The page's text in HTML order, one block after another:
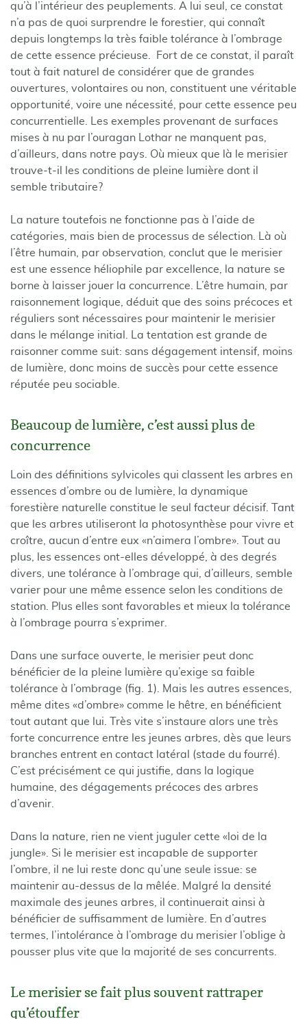
qu’à l’intérieur des peuplements. A lui seul, ce constat
n’a pas de quoi surprendre le forestier, qui connaît
depuis longtemps la très faible tolérance à l’ombrage
de cette essence précieuse. Fort de ce constat, il paraît
tout à fait naturel de considérer que de grandes
ouvertures, volontaires ou non, constituent une véritable
opportunité, voire une nécessité, pour cette essence peu
concurrentielle. Les exemples provenant de surfaces
mises à nu par l’ouragan Lothar ne manquent pas,
d’ailleurs, dans notre pays. Où mieux que là le merisier
trouve-t-il les conditions de pleine lumière dont il
semble tributaire?
La nature toutefois ne fonctionne pas à l’aide de
catégories, mais bien de processus de sélection. Là où
l’être humain, par observation, conclut que le merisier
est une essence héliophile par excellence, la nature se
borne à laisser jouer la concurrence. L’être humain, par
raisonnement logique, déduit que des soins précoces et
réguliers sont nécessaires pour maintenir le merisier
dans le mélange initial. La tentation est grande de
raisonner comme suit: sans dégagement intensif, moins
de lumière, donc moins de succès pour cette essence
réputée peu sociable.
Beaucoup de lumière, c’est aussi plus de
concurrence
Loin des définitions sylvicoles qui classent les arbres en
essences d’ombre ou de lumière, la dynamique
forestière naturelle constitue le seul facteur décisif. Tant
que les arbres utiliseront la photosynthèse pour vivre et
croître, aucun d’entre eux «n’aimera l’ombre». Tout au
plus, les essences ont-elles développé, à des degrés
divers, une tolérance à l’ombrage qui, d’ailleurs, semble
varier pour une même essence selon les conditions de
station. Plus elles sont favorables et mieux la tolérance
à l’ombrage pourra s’exprimer.
Dans une surface ouverte, le merisier peut donc
bénéficier de la pleine lumière qu’exige sa faible
tolérance à l’ombrage (fig. 1). Mais les autres essences,
même dites «d’ombre» comme le hêtre, en bénéficient
tout autant que lui. Très vite s’instaure alors une très
forte concurrence entre les jeunes arbres, dès que leurs
branches entrent en contact latéral (stade du fourré).
C’est précisément ce qui justifie, dans la logique
humaine, des dégagements précoces des arbres
d’avenir.
Dans la nature, rien ne vient juguler cette «loi de la
jungle». Si le merisier est incapable de supporter
l’ombre, il ne lui reste donc qu’une seule issue: se
maintenir au-dessus de la mêlée. Malgré la densité
maximale des jeunes arbres, il continuerait ainsi à
bénéficier de suffisamment de lumière. En d’autres
termes, l’intolérance à l’ombrage du merisier l’oblige à
pousser plus vite que la majorité de ses concurrents.
Le merisier se fait plus souvent rattraper
qu’étouffer